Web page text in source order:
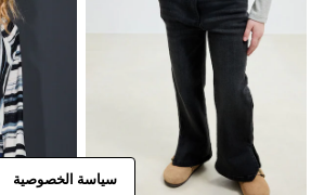
سياسة الخصوصية
Baker by Ted Baker
Gap
JoJo Maman Bébé
Mamas & Papas
Seraphine
The Little White Company
New Baby Gifting
Sleepbags
WOMEN